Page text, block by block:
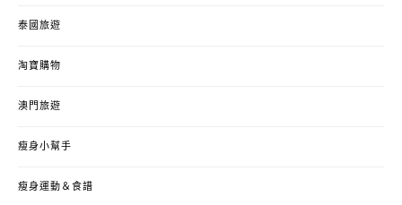
泰國旅遊
淘寶購物
澳門旅遊
瘦身小幫手
瘦身運動＆食譜